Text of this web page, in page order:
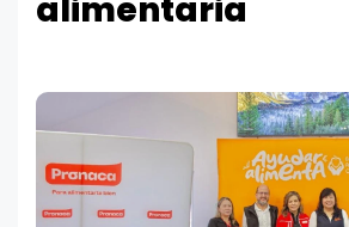
alimentaria